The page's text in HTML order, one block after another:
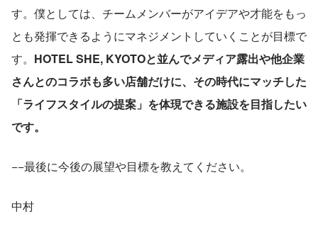
す。僕としては、チームメンバーがアイデアや才能をもっ
とも発揮できるようにマネジメントしていくことが目標で
す。 HOTEL SHE, KYOTOと並んでメディア露出や他企業
さんとのコラボも多い店舗だけに、その時代にマッチした
「ライフスタイルの提案」を体現できる施設を目指したい
です。
−−最後に今後の展望や目標を教えてください。
中村